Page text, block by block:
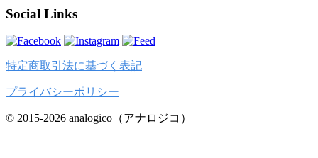
Social Links
特定商取引法に基づく表記
プライバシーポリシー
© 2015-2026 analogico（アナロジコ）